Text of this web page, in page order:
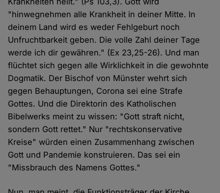
"hinwegnehmen alle Krankheit in deiner Mitte. In
deinem Land wird es weder Fehlgeburt noch
Unfruchtbarkeit geben. Die volle Zahl deiner Tage
werde ich dir gewähren." (Ex 23,25-26). Und man
flüchtet sich gegen alle Wirklichkeit in die gewohnte
Dogmatik. Der Bischof von Münster wehrt sich
gegen Behauptungen, Corona sei eine Strafe
Gottes. Und die Direktorin des Katholischen
Bibelwerks meint zu wissen: "Gott straft nicht,
sondern Gott rettet." Nur "rechtskonservative
Kreise" würden einen Zusammenhang zwischen
Gott und Pandemie konstruieren. Das sei ein
"Missbrauch des Namens Gottes."